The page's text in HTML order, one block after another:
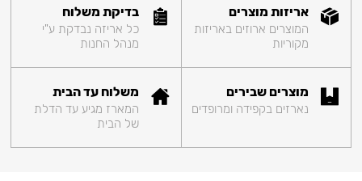
אריזות מוצרים
המוצרים ארוזים באריזות
מקוריות
בדיקת משלוח
כל אריזה נבדקת ע"י
מנהל החנות
מוצרים שבירים
נארזים בקפידה ומרופדים
משלוח עד הבית
המארז מגיע עד הדלת
של הבית